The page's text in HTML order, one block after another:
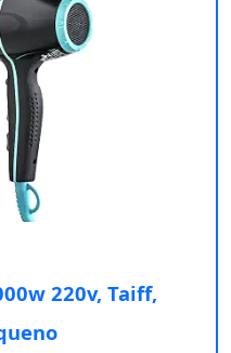
220v, Taiff,